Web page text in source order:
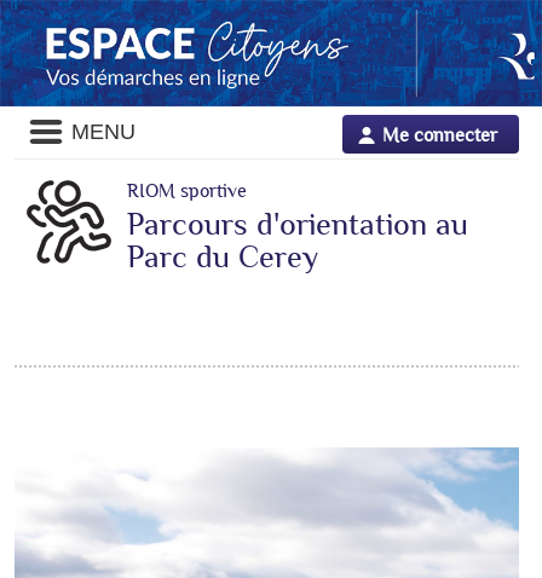
Liste
des
avertissements
MENU Me connecter
RIOM sportive
Parcours d'orientation au
Parc du Cerey
Panneau de gestion des cookies